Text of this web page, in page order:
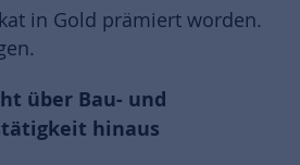
in Gold prämiert worden.
über Bau- und
hinaus